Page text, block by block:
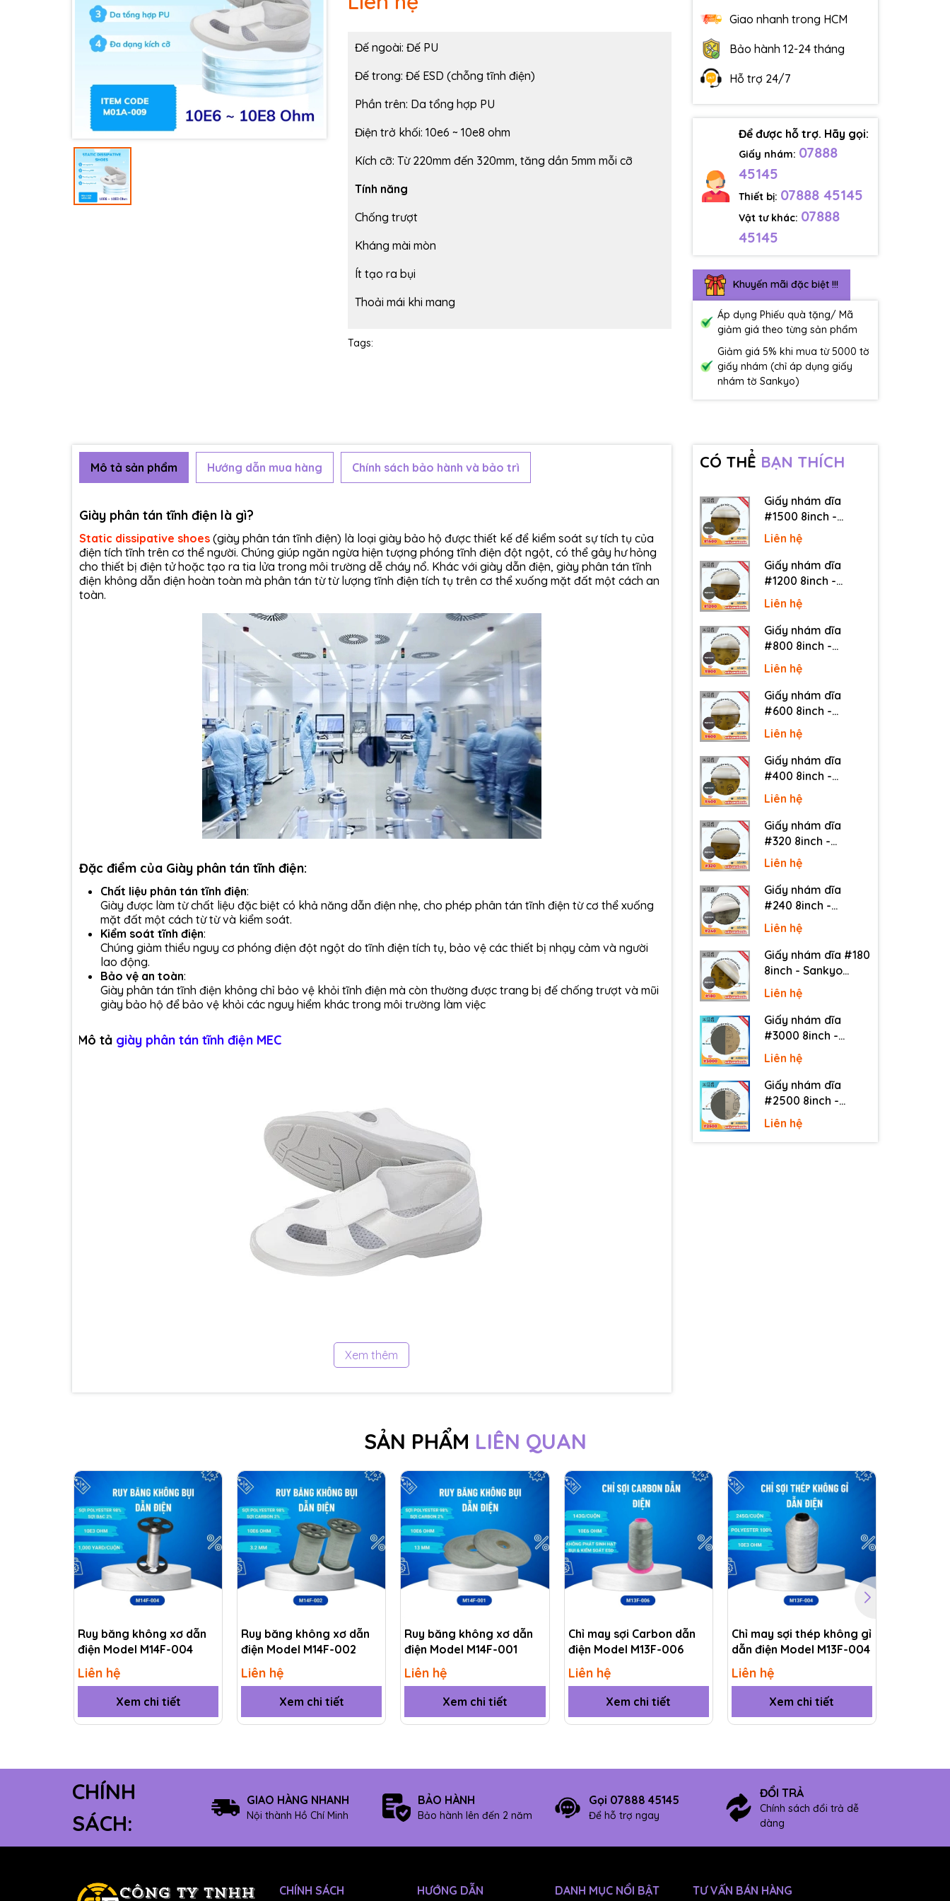
Đế ngoài: Đế PU
Đế trong: Đế ESD (chỗng tĩnh điện)
Phần trên: Da tổng hợp PU
Điện trở khối: 10e6 ~ 10e8 ohm
Kích cỡ: Từ 220mm đến 320mm, tăng dần 5mm mỗi cỡ
Tính năng
Chống trượt
Kháng mài mòn
Ít tạo ra bụi
Thoải mái khi mang
Tags:
Giao nhanh trong HCM
Bảo hành 12-24 tháng
Hỗ trợ 24/7
Để được hỗ trợ. Hãy gọi:
Giấy nhám: 07888
45145
Thiết bị: 07888 45145
Vật tư khác: 07888
45145
Khuyến mãi đặc biệt !!!
Áp dụng Phiếu quà tặng/ Mã
giảm giá theo từng sản phẩm
Giảm giá 5% khi mua từ 5000 tờ
giấy nhám (chỉ áp dụng giấy
nhám tờ Sankyo)
Điều kiện:
Mô tả sản phẩm Hướng dẫn mua hàng Chính sách bảo hành và bảo trì
Giày phân tán tĩnh điện là gì?
Static dissipative shoes (giày phân tán tĩnh điện) là loại giày bảo hộ được thiết kế để kiểm soát sự tích tụ của
điện tích tĩnh trên cơ thể người. Chúng giúp ngăn ngừa hiện tượng phóng tĩnh điện đột ngột, có thể gây hư hỏng
cho thiết bị điện tử hoặc tạo ra tia lửa trong môi trường dễ cháy nổ. Khác với giày dẫn điện, giày phân tán tĩnh
điện không dẫn điện hoàn toàn mà phân tán từ từ lượng tĩnh điện tích tụ trên cơ thể xuống mặt đất một cách an
toàn.
Đặc điểm của Giày phân tán tĩnh điện:
Chất liệu phân tán tĩnh điện:
Giày được làm từ chất liệu đặc biệt có khả năng dẫn điện nhẹ, cho phép phân tán tĩnh điện từ cơ thể xuống
mặt đất một cách từ từ và kiểm soát.
Kiểm soát tĩnh điện:
Chúng giảm thiểu nguy cơ phóng điện đột ngột do tĩnh điện tích tụ, bảo vệ các thiết bị nhạy cảm và người
lao động.
Bảo vệ an toàn:
Giày phân tán tĩnh điện không chỉ bảo vệ khỏi tĩnh điện mà còn thường được trang bị đế chống trượt và mũi
giày bảo hộ để bảo vệ khỏi các nguy hiểm khác trong môi trường làm việc
Mô tả giày phân tán tĩnh điện MEC
Các tính năng (Features):
Trọng lượng nhẹ
Đế ngoài PU có thể tái chế
Đệm thoải mái
Kháng mài mòn
Ứng dụng của giày phân tán tĩnh điện:
Xem thêm
CÓ THỂ BẠN THÍCH
Giấy nhám dĩa
#1500 8inch -
Sankyo (Nhật) - Có
keo (PSA)
Liên hệ
Giấy nhám dĩa
#1200 8inch -
Sankyo (Nhật) - Có
keo (PSA)
Liên hệ
Giấy nhám dĩa
#800 8inch -
Sankyo (Nhật) - Có
keo (PSA)
Liên hệ
Giấy nhám dĩa
#600 8inch -
Sankyo (Nhật) - Có
keo (PSA)
Liên hệ
Giấy nhám dĩa
#400 8inch -
Sankyo (Nhật) - Có
keo (PSA)
Liên hệ
Giấy nhám dĩa
#320 8inch -
Sankyo (Nhật) - Có
keo (PSA)
Liên hệ
Giấy nhám dĩa
#240 8inch -
Sankyo (Nhật) - Có
keo (PSA)
Liên hệ
Giấy nhám dĩa #180
8inch - Sankyo
(Nhật) - Có keo
(PSA)
Liên hệ
Giấy nhám dĩa
#3000 8inch -
Sankyo (Nhật) -
Không keo
Liên hệ
Giấy nhám dĩa
#2500 8inch -
Sankyo (Nhật) -
Không keo
Liên hệ
SẢN PHẨM LIÊN QUAN
Ruy băng không xơ dẫn
điện Model M14F-004
Liên hệ
Xem chi tiết
Ruy băng không xơ dẫn
điện Model M14F-002
Liên hệ
Xem chi tiết
Ruy băng không xơ dẫn
điện Model M14F-001
Liên hệ
Xem chi tiết
Chỉ may sợi Carbon dẫn
điện Model M13F-006
Liên hệ
Xem chi tiết
Chỉ may sợi thép không gỉ
dẫn điện Model M13F-004
Liên hệ
Xem chi tiết
CHÍNH
SÁCH:
GIAO HÀNG NHANH
Nội thành Hồ Chí Minh
BẢO HÀNH
Bảo hành lên đến 2 năm
Gọi 07888 45145
Để hỗ trợ ngay
ĐỔI TRẢ
Chính sách đổi trả dễ
dàng
CHÍNH SÁCH HƯỚNG DẪN DANH MỤC NỔI BẬT TƯ VẤN BÁN HÀNG